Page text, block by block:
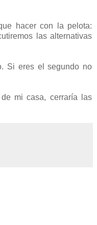
hacer con la pelota:
las alternativas
Si eres el segundo no
mi casa, cerraría las